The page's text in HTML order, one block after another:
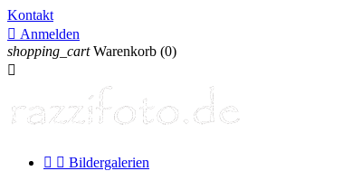
Kontakt
 Anmelden
shopping_cart Warenkorb (0)

  Bildergalerien